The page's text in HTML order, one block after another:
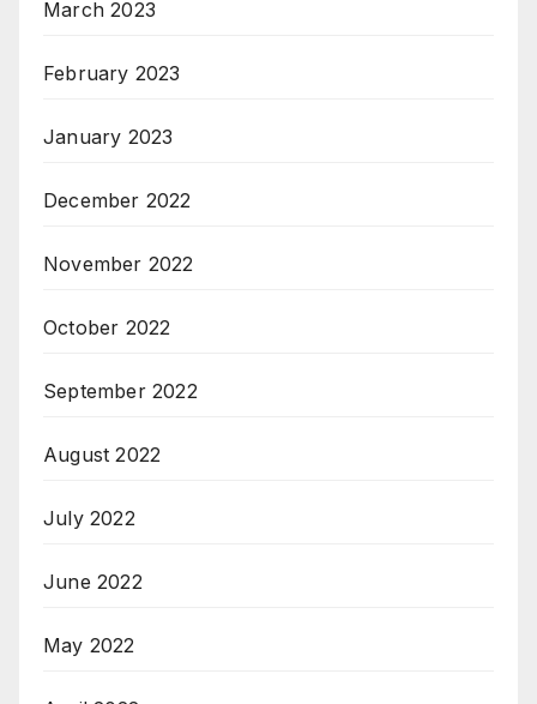
March 2023
February 2023
January 2023
December 2022
November 2022
October 2022
September 2022
August 2022
July 2022
June 2022
May 2022